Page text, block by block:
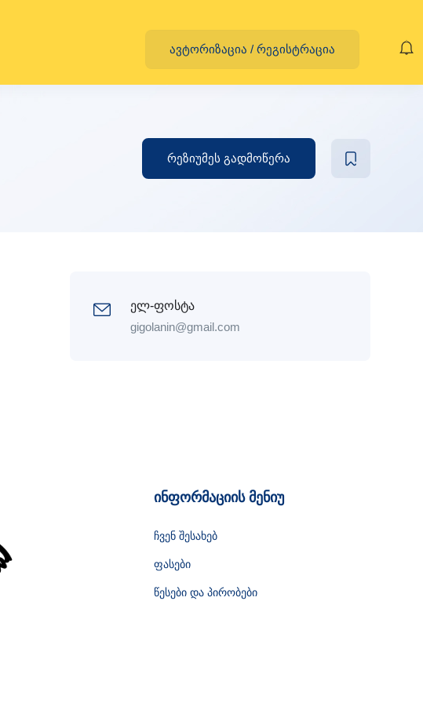
ავტორიზაცია / რეგისტრაცია
რეზიუმეს გადმოწერა
ელ-ფოსტა
gigolanin@gmail.com
ინფორმაციის მენიუ
ჩვენ შესახებ
ფასები
წესები და პირობები